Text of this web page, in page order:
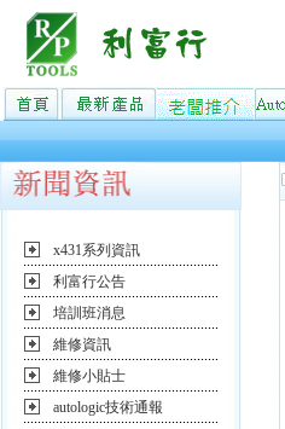
x431系列資訊
利富行公告
培訓班消息
維修資訊
維修小貼士
autologic技術通報